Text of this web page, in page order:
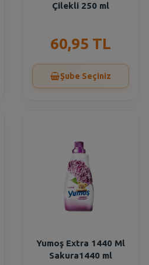
Çilekli 250 ml
60,95 TL
Şube Seçiniz
Yumoş Extra 1440 Ml
Sakura1440 ml